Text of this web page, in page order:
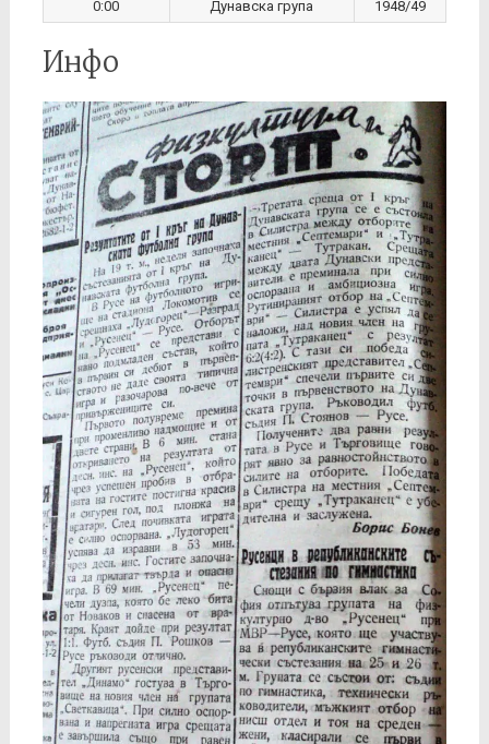
0:00 Дунавска група 1948/49
Инфо